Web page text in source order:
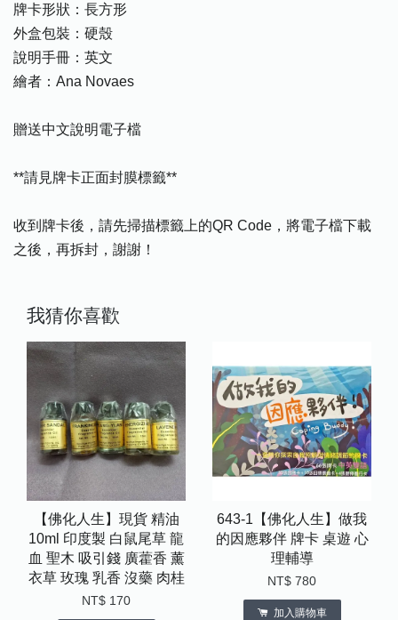
牌卡形狀：長方形
外盒包裝：硬殼
說明手冊：英文
繪者：Ana Novaes
贈送中文說明電子檔
**請見牌卡正面封膜標籤**
收到牌卡後，請先掃描標籤上的QR Code，將電子檔下載
之後，再拆封，謝謝！
我猜你喜歡
【佛化人生】現貨 精油
10ml 印度製 白鼠尾草 龍
血 聖木 吸引錢 廣藿香 薰
衣草 玫瑰 乳香 沒藥 肉桂
NT$ 170
643-1【佛化人生】做我
的因應夥伴 牌卡 桌遊 心
理輔導
NT$ 780
加入購物車